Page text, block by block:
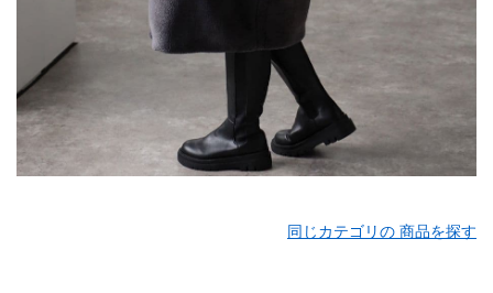
同じカテゴリの 商品を探す